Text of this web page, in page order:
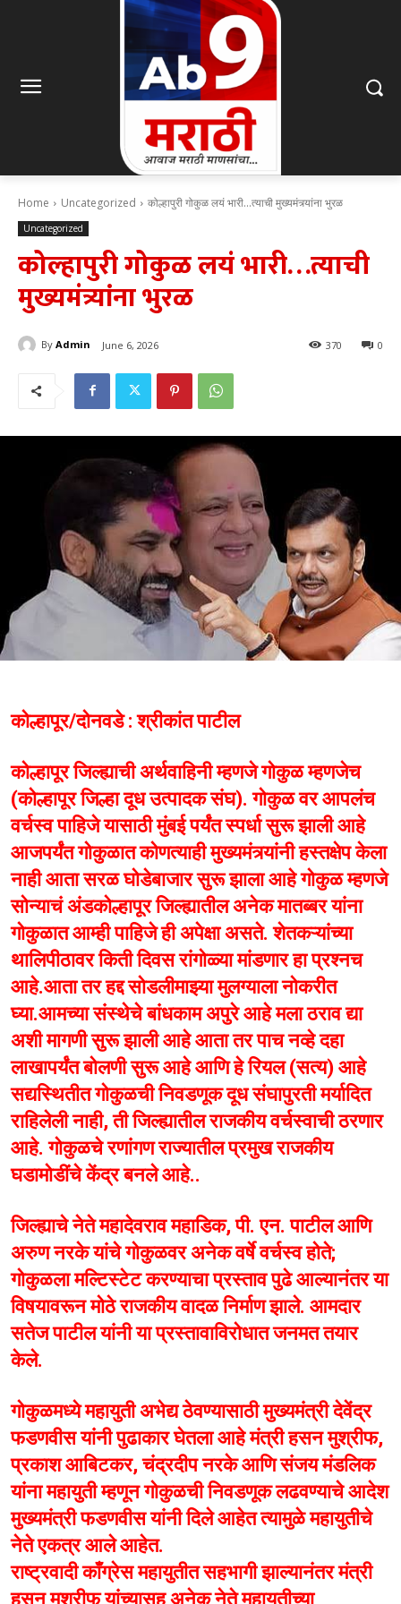
Home Uncategorized कोल्हापुरी गोकुळ लयं भारी...त्याची मुख्यमंत्र्यांना भुरळ
Uncategorized
कोल्हापुरी गोकुळ लयं भारी…त्याची
मुख्यमंत्र्यांना भुरळ
By Admin June 6, 2026 0
370
कोल्हापूर/दोनवडे : श्रीकांत पाटील
कोल्हापूर जिल्ह्याची अर्थवाहिनी म्हणजे गोकुळ म्हणजेच
(कोल्हापूर जिल्हा दूध उत्पादक संघ). गोकुळ वर आपलंच
वर्चस्व पाहिजे यासाठी मुंबई पर्यंत स्पर्धा सुरू झाली आहे
आजपर्यंत गोकुळात कोणत्याही मुख्यमंत्र्यांनी हस्तक्षेप केला
नाही आता सरळ घोडेबाजार सुरू झाला आहे गोकुळ म्हणजे
सोन्याचं अंडकोल्हापूर जिल्ह्यातील अनेक मातब्बर यांना
गोकुळात आम्ही पाहिजे ही अपेक्षा असते. शेतकऱ्यांच्या
थालिपीठावर किती दिवस रांगोळ्या मांडणार हा प्रश्नच
आहे.आता तर हद्द सोडलीमाझ्या मुलग्याला नोकरीत
घ्या.आमच्या संस्थेचे बांधकाम अपुरे आहे मला ठराव द्या
अशी मागणी सुरू झाली आहे आता तर पाच नव्हे दहा
लाखापर्यंत बोलणी सुरू आहे आणि हे रियल (सत्य) आहे
सद्यस्थितीत गोकुळची निवडणूक दूध संघापुरती मर्यादित
राहिलेली नाही, ती जिल्ह्यातील राजकीय वर्चस्वाची ठरणार
आहे. गोकुळचे रणांगण राज्यातील प्रमुख राजकीय
घडामोडींचे केंद्र बनले आहे..
जिल्ह्याचे नेते महादेवराव महाडिक, पी. एन. पाटील आणि
अरुण नरके यांचे गोकुळवर अनेक वर्षे वर्चस्व होते;
गोकुळला मल्टिस्टेट करण्याचा प्रस्ताव पुढे आल्यानंतर या
विषयावरून मोठे राजकीय वादळ निर्माण झाले. आमदार
सतेज पाटील यांनी या प्रस्तावाविरोधात जनमत तयार
केले.
गोकुळमध्ये महायुती अभेद्य ठेवण्यासाठी मुख्यमंत्री देवेंद्र
फडणवीस यांनी पुढाकार घेतला आहे मंत्री हसन मुश्रीफ,
प्रकाश आबिटकर, चंद्रदीप नरके आणि संजय मंडलिक
यांना महायुती म्हणून गोकुळची निवडणूक लढवण्याचे आदेश
मुख्यमंत्री फडणवीस यांनी दिले आहेत त्यामुळे महायुतीचे
नेते एकत्र आले आहेत.
राष्ट्रवादी काँग्रेस महायुतीत सहभागी झाल्यानंतर मंत्री
हसन मुश्रीफ यांच्यासह अनेक नेते महायुतीच्या